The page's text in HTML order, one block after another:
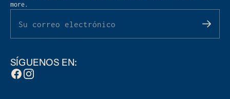
more.
Su correo electrónico
SÍGUENOS EN: